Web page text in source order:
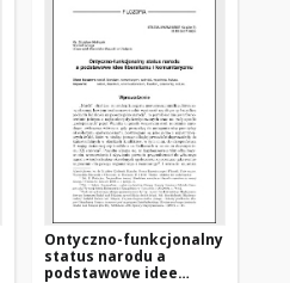
Ontyczno-funkcjonalny
status narodu a
podstawowe idee